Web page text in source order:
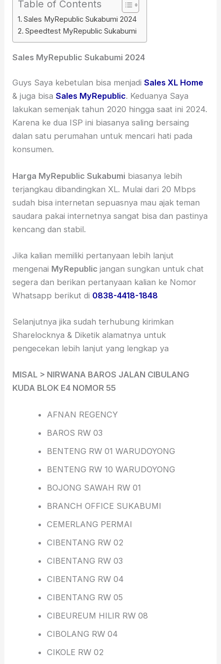
Table of Contents
Sales MyRepublic Sukabumi 2024
Speedtest MyRepublic Sukabumi
Sales MyRepublic Sukabumi 2024
Guys Saya kebetulan bisa menjadiSales XL Home
& juga bisaSales MyRepublic. Keduanya Saya
lakukan semenjak tahun 2020 hingga saat ini 2024.
Karena ke dua ISP ini biasanya saling bersaing
dalan satu perumahan untuk mencari hati pada
konsumen.
Harga MyRepublic Sukabumi biasanya lebih
terjangkau dibandingkan XL. Mulai dari 20 Mbps
sudah bisa internetan sepuasnya mau ajak teman
saudara pakai internetnya sangat bisa dan pastinya
kencang dan stabil.
Jika kalian memiliki pertanyaan lebih lanjut
mengenai MyRepublicjangan sungkan untuk chat
segera dan berikan pertanyaan kalian ke Nomor
Whatsapp berikut di 0838-4418-1848
Selanjutnya jika sudah terhubung kirimkan
Sharelocknya & Diketik alamatnya untuk
pengecekan lebih lanjut yang lengkap ya
MISAL > NIRWANA BAROS JALAN CIBULANG
KUDA BLOK E4 NOMOR 55
AFNAN REGENCY
BAROS RW 03
BENTENG RW 01 WARUDOYONG
BENTENG RW 10 WARUDOYONG
BOJONG SAWAH RW 01
BRANCH OFFICE SUKABUMI
CEMERLANG PERMAI
CIBENTANG RW 02
CIBENTANG RW 03
CIBENTANG RW 04
CIBENTANG RW 05
CIBEUREUM HILIR RW 08
CIBOLANG RW 04
CIKOLE RW 02